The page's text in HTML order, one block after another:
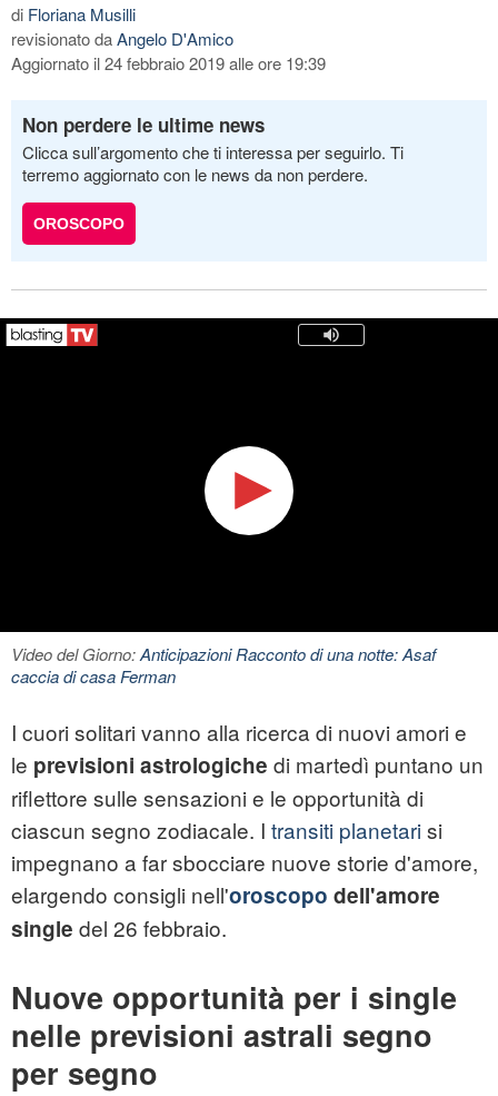
di Floriana Musilli
revisionato daAngelo D'Amico
Aggiornato il 24 febbraio 2019 alle ore 19:39
Non perdere le ultime news
Clicca sull’argomento che ti interessa per seguirlo. Ti
terremo aggiornato con le news da non perdere.
OROSCOPO
Video del Giorno:Anticipazioni Racconto di una notte: Asaf
caccia di casa Ferman
I cuori solitari vanno alla ricerca di nuovi amori e
le previsioni astrologiche di martedì puntano un
riflettore sulle sensazioni e le opportunità di
ciascun segno zodiacale. I transiti planetarisi
impegnano a far sbocciare nuove storie d'amore,
elargendo consigli nell'oroscopo dell'amore
single del 26 febbraio.
Nuove opportunità per i single
nelle previsioni astrali segno
per segno